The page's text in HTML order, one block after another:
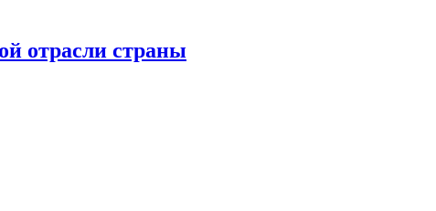
отрасли страны